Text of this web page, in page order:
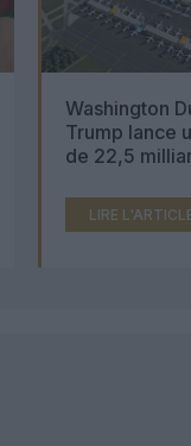
Washington
Trump lance
de 22,5
LIRE